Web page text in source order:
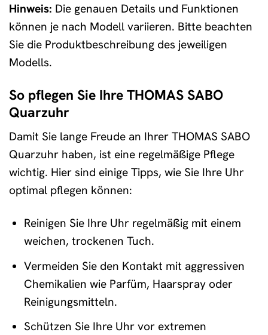
Hinweis: Die genauen Details und Funktionen
können je nach Modell variieren. Bitte beachten
Sie die Produktbeschreibung des jeweiligen
Modells.
So pflegen Sie Ihre THOMAS SABO
Quarzuhr
Damit Sie lange Freude an Ihrer THOMAS SABO
Quarzuhr haben, ist eine regelmäßige Pflege
wichtig. Hier sind einige Tipps, wie Sie Ihre Uhr
optimal pflegen können:
Reinigen Sie Ihre Uhr regelmäßig mit einem
weichen, trockenen Tuch.
Vermeiden Sie den Kontakt mit aggressiven
Chemikalien wie Parfüm, Haarspray oder
Reinigungsmitteln.
Schützen Sie Ihre Uhr vor extremen